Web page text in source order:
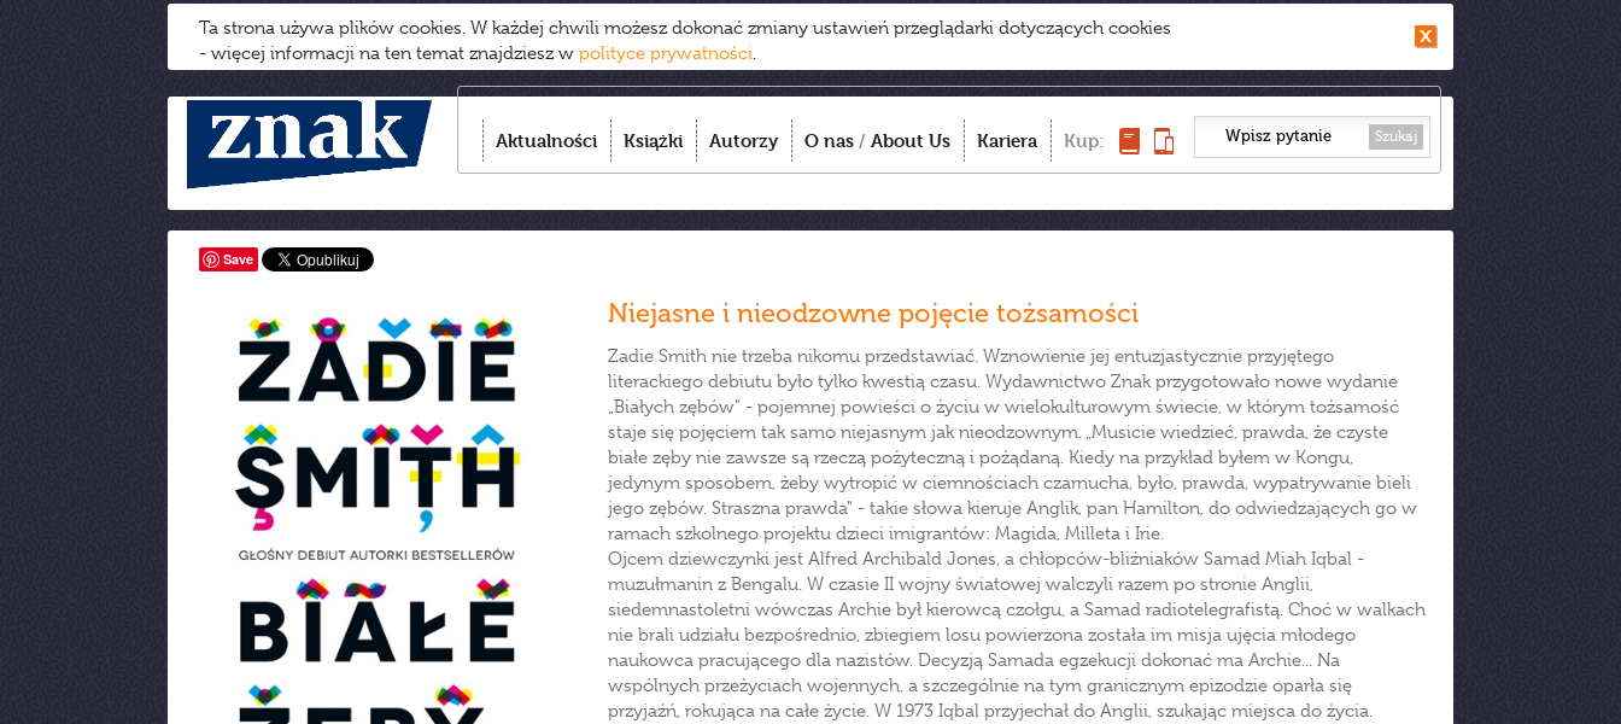
Ta strona używa plików cookies. W każdej chwili możesz dokonać zmiany ustawień przeglądarki dotyczących cookies
- więcej informacji na ten temat znajdziesz w polityce prywatności.
Aktualności Książki Autorzy O nas / About Us Kariera Kup: Szukaj
Save
Niejasne i nieodzowne pojęcie tożsamości
Zadie Smith nie trzeba nikomu przedstawiać. Wznowienie jej entuzjastycznie przyjętego
literackiego debiutu było tylko kwestią czasu. Wydawnictwo Znak przygotowało nowe wydanie
„Białych zębów" - pojemnej powieści o życiu w wielokulturowym świecie, w którym tożsamość
staje się pojęciem tak samo niejasnym jak nieodzownym. „Musicie wiedzieć, prawda, że czyste
białe zęby nie zawsze są rzeczą pożyteczną i pożądaną. Kiedy na przykład byłem w Kongu,
jedynym sposobem, żeby wytropić w ciemnościach czarnucha, było, prawda, wypatrywanie bieli
jego zębów. Straszna prawda" - takie słowa kieruje Anglik, pan Hamilton, do odwiedzających go w
ramach szkolnego projektu dzieci imigrantów: Magida, Milleta i Irie.
Ojcem dziewczynki jest Alfred Archibald Jones, a chłopców-bliźniaków Samad Miah Iqbal -
muzułmanin z Bengalu. W czasie II wojny światowej walczyli razem po stronie Anglii,
siedemnastoletni wówczas Archie był kierowcą czołgu, a Samad radiotelegrafistą. Choć w walkach
nie brali udziału bezpośrednio, zbiegiem losu powierzona została im misja ujęcia młodego
naukowca pracującego dla nazistów. Decyzją Samada egzekucji dokonać ma Archie... Na
wspólnych przeżyciach wojennych, a szczególnie na tym granicznym epizodzie oparła się
przyjaźń, rokująca na całe życie. W 1973 Iqbal przyjechał do Anglii, szukając miejsca do życia.